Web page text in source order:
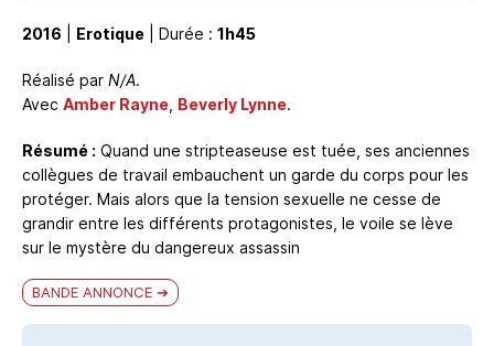
2016 Erotique | Durée : 1h45
Réalisé par N/A.
Avec Amber Rayne Beverly Lynne.
Résumé : Quand une stripteaseuse est tuée, ses anciennes
collègues de travail embauchent un garde du corps pour les
protéger. Mais alors que la tension sexuelle ne cesse de
grandir entre les différents protagonistes, le voile se lève
sur le mystère du dangereux assassin
BANDE ANNONCE